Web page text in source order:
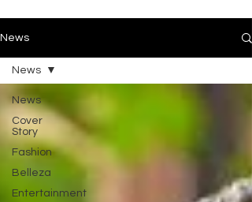
News
News
Cover
Story
Fashion
Belleza
Entertainment
News